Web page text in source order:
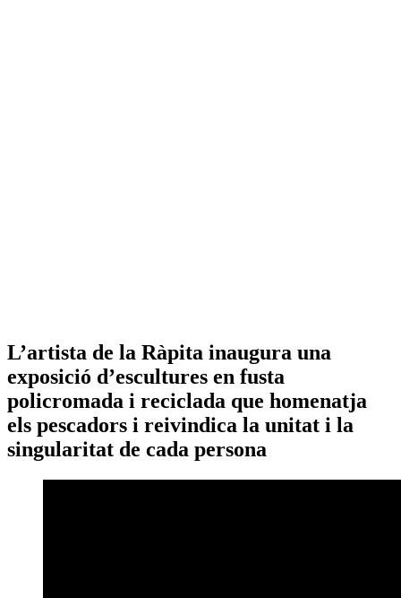
L’artista de la Ràpita inaugura una
exposició d’escultures en fusta
policromada i reciclada que homenatja
els pescadors i reivindica la unitat i la
singularitat de cada persona